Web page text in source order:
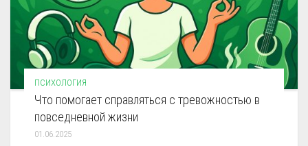
ПСИХОЛОГИЯ
Что помогает справляться с тревожностью в
повседневной жизни
01.06.2025